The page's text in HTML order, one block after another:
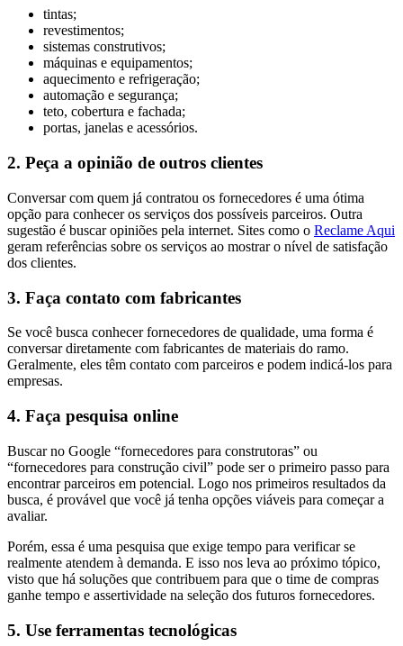
tintas;
revestimentos;
sistemas construtivos;
máquinas e equipamentos;
aquecimento e refrigeração;
automação e segurança;
teto, cobertura e fachada;
portas, janelas e acessórios.
2. Peça a opinião de outros clientes
Conversar com quem já contratou os fornecedores é uma ótima
opção para conhecer os serviços dos possíveis parceiros. Outra
sugestão é buscar opiniões pela internet. Sites como o Reclame Aqui
geram referências sobre os serviços ao mostrar o nível de satisfação
dos clientes.
3. Faça contato com fabricantes
Se você busca conhecer fornecedores de qualidade, uma forma é
conversar diretamente com fabricantes de materiais do ramo.
Geralmente, eles têm contato com parceiros e podem indicá-los para
empresas.
4. Faça pesquisa online
Buscar no Google “fornecedores para construtoras” ou
“fornecedores para construção civil” pode ser o primeiro passo para
encontrar parceiros em potencial. Logo nos primeiros resultados da
busca, é provável que você já tenha opções viáveis para começar a
avaliar.
Porém, essa é uma pesquisa que exige tempo para verificar se
realmente atendem à demanda. E isso nos leva ao próximo tópico,
visto que há soluções que contribuem para que o time de compras
ganhe tempo e assertividade na seleção dos futuros fornecedores.
5. Use ferramentas tecnológicas